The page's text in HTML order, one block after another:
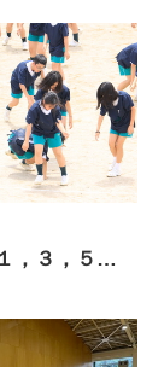
運動会（１，３，５年）